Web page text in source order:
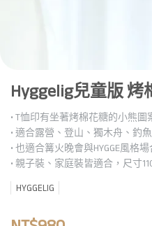
Hyggelig兒童版 烤
• T恤印有坐著烤棉花糖的小熊圖
• 適合露營、登山、獨木舟、釣
• 也適合篝火晚會與HYGGE風格場
• 親子裝、家庭裝皆適合，尺寸
HYGGELIG